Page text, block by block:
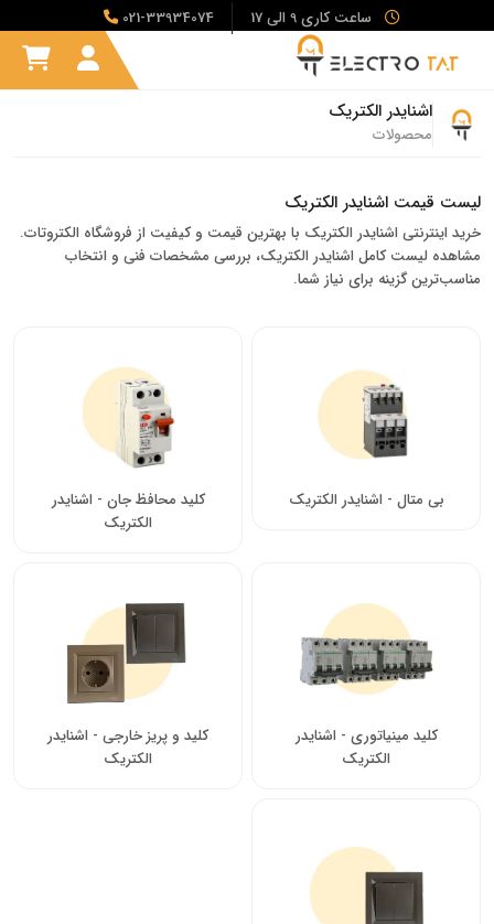
ساعت کاری 9 الی 17 021-33934074
اشنایدر الکتریک
محصولات
لیست قیمت اشنایدر الکتریک
خرید اینترنتی اشنایدر الکتریک با بهترین قیمت و کیفیت از فروشگاه الکتروتات.
مشاهده لیست کامل اشنایدر الکتریک، بررسی مشخصات فنی و انتخاب
مناسب‌ترین گزینه برای نیاز شما.
بی متال - اشنایدر الکتریک
کلید محافظ جان - اشنایدر
الکتریک
کلید مینیاتوری - اشنایدر
الکتریک
کلید و پریز خارجی - اشنایدر
الکتریک